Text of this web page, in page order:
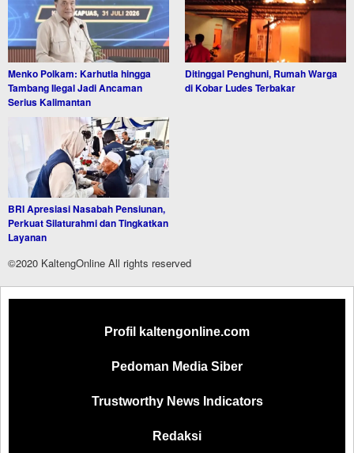
Menko Polkam: Karhutla hingga
Tambang Ilegal Jadi Ancaman
Serius Kalimantan
Ditinggal Penghuni, Rumah Warga
di Kobar Ludes Terbakar
BRI Apresiasi Nasabah Pensiunan,
Perkuat Silaturahmi dan Tingkatkan
Layanan
©2020 KaltengOnline All rights reserved
Profil kaltengonline.com
Pedoman Media Siber
Trustworthy News Indicators
Redaksi